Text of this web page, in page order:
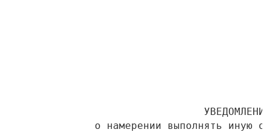
                                УВЕДОМЛЕНИЕ
о намерении выполнять иную